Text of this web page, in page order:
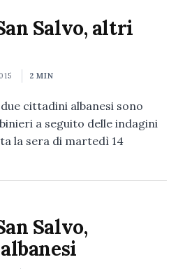
Salvo, altri
2 MIN
due cittadini albanesi sono
a seguito delle indagini
la sera di martedì 14
Salvo,